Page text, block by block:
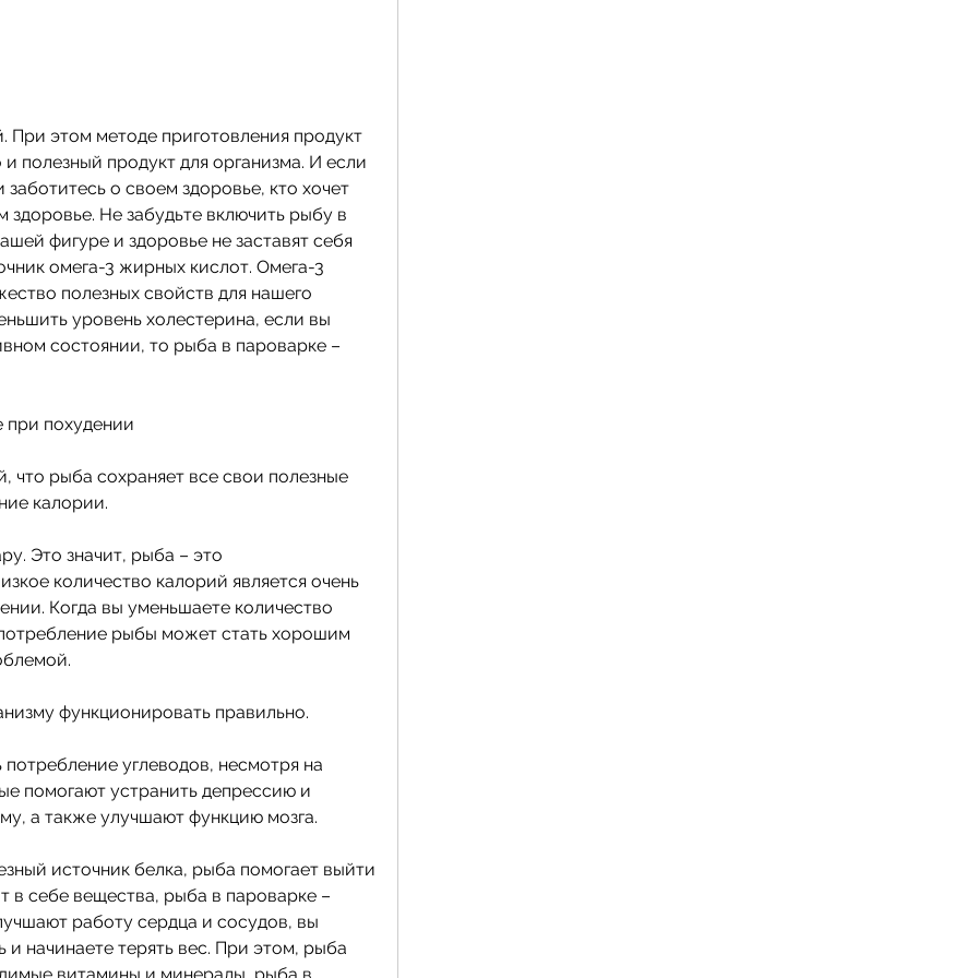
полезный продукт для организма. И если
о своем здоровье, кто хочет
здоровье. Не забудьте включить рыбу в
фигуре и здоровье не заставят себя
омега-3 жирных кислот. Омега-3
полезных свойств для нашего
уровень холестерина, если вы
состоянии, то рыба в пароварке –
похудении
что рыба сохраняет все свои полезные
калории.
Это значит, рыба – это
количество калорий является очень
Когда вы уменьшаете количество
рыбы может стать хорошим
функционировать правильно.
углеводов, несмотря на
помогают устранить депрессию и
а также улучшают функцию мозга.
источник белка, рыба помогает выйти
в себе вещества, рыба в пароварке –
работу сердца и сосудов, вы
начинаете терять вес. При этом, рыба